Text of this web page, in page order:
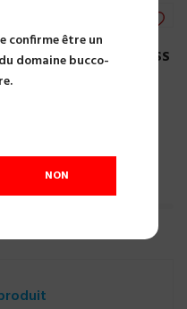
confirme être un
domaine bucco-
NON
X50 BLEU FOLIODRESS